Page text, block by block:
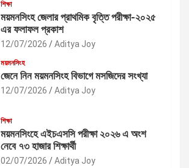
শিক্ষা
ময়মনসিংহ জেলার প্রাথমিক বৃত্তি পরীক্ষা-২০২৫
এর ফলাফল প্রকাশ
12/07/2026 Aditya Joy
ময়মনসিংহ
জেনে নিন ময়মনসিংহ বিভাগে মসজিদের সংখ্যা
12/07/2026 Aditya Joy
শিক্ষা
ময়মনসিংহে এইচএসসি পরীক্ষা ২০২৬ এ অংশ
নেবে ৭৩ হাজার শিক্ষার্থী
02/07/2026 Aditya Joy